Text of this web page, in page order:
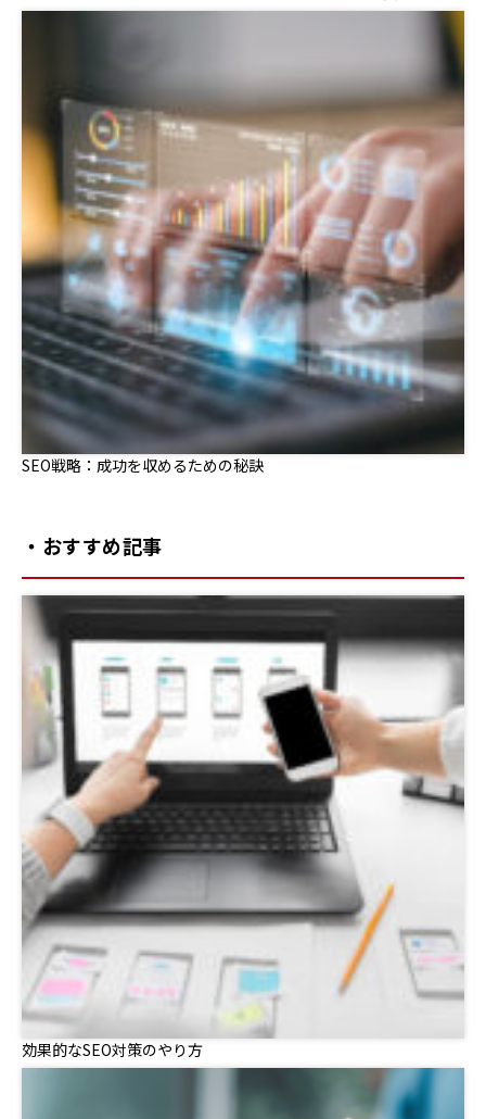
SEO戦略：成功を収めるための秘訣
・おすすめ記事
効果的なSEO対策のやり方